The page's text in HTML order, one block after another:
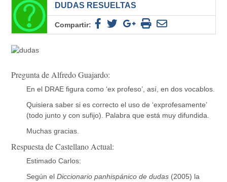
DUDAS RESUELTAS
Compartir:
Pregunta de Alfredo Guajardo:
En el DRAE figura como ‘ex profeso’, así, en dos vocablos.
Quisiera saber si es correcto el uso de ‘exprofesamente’
(todo junto y con sufijo). Palabra que está muy difundida.
Muchas gracias.
Respuesta de Castellano Actual:
Estimado Carlos:
Según elDiccionario panhispánico de dudas (2005) la